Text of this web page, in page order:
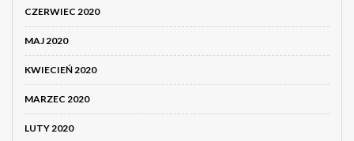
CZERWIEC 2020
MAJ 2020
KWIECIEŃ 2020
MARZEC 2020
LUTY 2020